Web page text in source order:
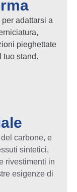
adattarsi a
pieghettate
tuo stand.
carbone, e
sintetici,
rivestimenti in
esigenze di